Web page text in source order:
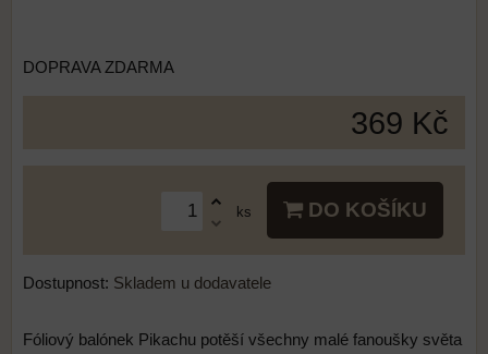
DOPRAVA ZDARMA
369 Kč
ks DO KOŠÍKU
Dostupnost: Skladem u dodavatele
Fóliový balónek Pikachu potěší všechny malé fanoušky světa